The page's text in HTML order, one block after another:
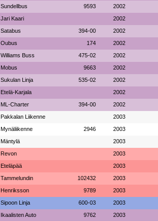
Sundellbus 9593 2002
Jari Kaari 2002
Satabus 394-00 2002
Oubus 174 2002
Williams Buss 475-02 2002
Mobus 9663 2002
Sukulan Linja 535-02 2002
Etelä-Karjala 2002
ML-Charter 394-00 2002
Pakkalan Liikenne 2003
Mynäliikenne 2946 2003
Mäntylä 2003
Revon 2003
Eteläpää 2003
Tammelundin 102432 2003
Henriksson 9789 2003
Sipoon Linja 600-03 2003
Ikaalisten Auto 9762 2003